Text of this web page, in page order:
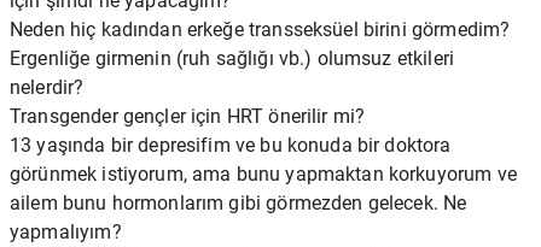
Neden hiç kadından erkeğe transseksüel birini görmedim?
Ergenliğe girmenin (ruh sağlığı vb.) olumsuz etkileri
nelerdir?
Transgender gençler için HRT önerilir mi?
13 yaşında bir depresifim ve bu konuda bir doktora
görünmek istiyorum, ama bunu yapmaktan korkuyorum ve
ailem bunu hormonlarım gibi görmezden gelecek. Ne
yapmalıyım?